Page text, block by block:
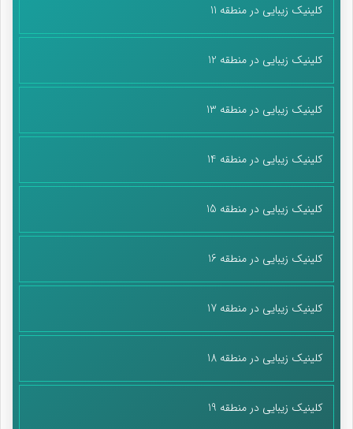
کلینیک زیبایی در منطقه 11
کلینیک زیبایی در منطقه 12
کلینیک زیبایی در منطقه 13
کلینیک زیبایی در منطقه 14
کلینیک زیبایی در منطقه 15
کلینیک زیبایی در منطقه 16
کلینیک زیبایی در منطقه 17
کلینیک زیبایی در منطقه 18
کلینیک زیبایی در منطقه 19